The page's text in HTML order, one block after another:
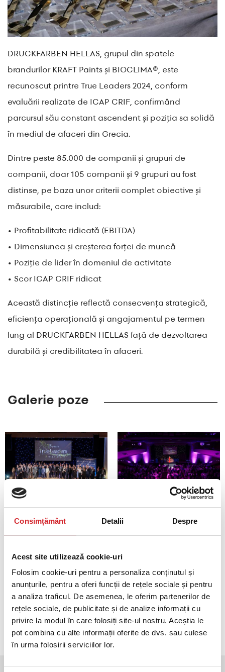
Consimțământ Detalii Despre
Acest site utilizează cookie-uri
Folosim cookie-uri pentru a personaliza conținutul și
anunțurile, pentru a oferi funcții de rețele sociale și pentru
a analiza traficul. De asemenea, le oferim partenerilor de
rețele sociale, de publicitate și de analize informații cu
privire la modul în care folosiți site-ul nostru. Aceștia le
pot combina cu alte informații oferite de dvs. sau culese
în urma folosirii serviciilor lor.
DRUCKFARBEN HELLAS, grupul din spatele
brandurilor KRAFT Paints și BIOCLIMA®, este
recunoscut printre True Leaders 2024, conform
evaluării realizate de ICAP CRIF, confirmând
parcursul său constant ascendent și poziția sa solidă
în mediul de afaceri din Grecia.
Dintre peste 85.000 de companii și grupuri de
companii, doar 105 companii și 9 grupuri au fost
distinse, pe baza unor criterii complet obiective și
măsurabile, care includ:
• Profitabilitate ridicată (EBITDA)
• Dimensiunea și creșterea forței de muncă
• Poziție de lider în domeniul de activitate
• Scor ICAP CRIF ridicat
Această distincție reflectă consecvența strategică,
eficiența operațională și angajamentul pe termen
lung al DRUCKFARBEN HELLAS față de dezvoltarea
durabilă și credibilitatea în afaceri.
Galerie poze